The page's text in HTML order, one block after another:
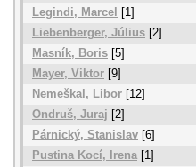
Legindi, Marcel
[1]
Liebenberger, Július [2]
Masník, Boris [5]
Mayer, Viktor [9]
Nemeškal, Libor [12]
Ondruš, Juraj [2]
Párnický, Stanislav [6]
Pustina Kocí, Irena [1]